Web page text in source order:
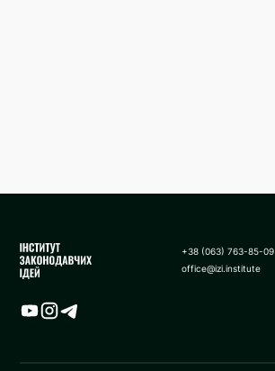
+38 (063) 763-85-09
office@izi.institute